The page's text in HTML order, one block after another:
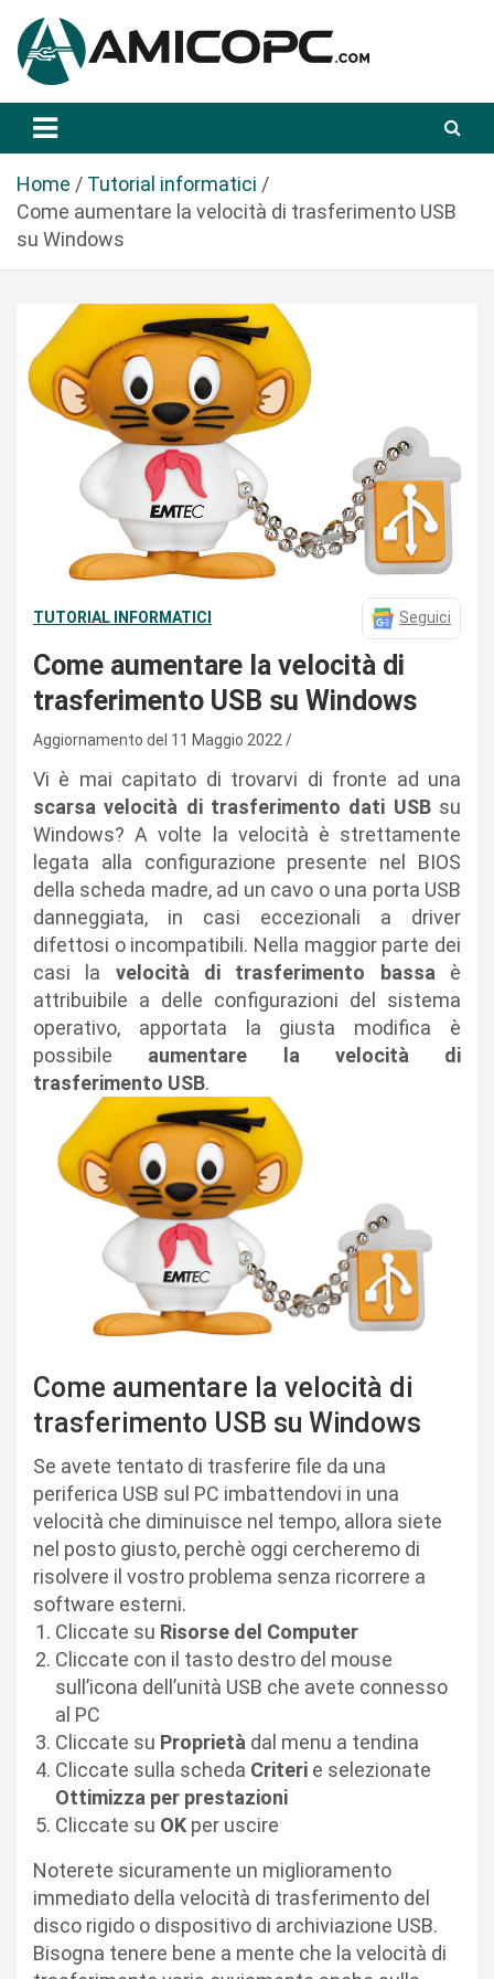
a
Amicopc.com
Home
Tutorial informatici
Come aumentare la velocità di trasferimento USB
su Windows
TUTORIAL INFORMATICI Seguici
Come aumentare la velocità di
trasferimento USB su Windows
Aggiornamento del 11 Maggio 2022
Vi è mai capitato di trovarvi di fronte ad una
scarsa velocità di trasferimento dati USBsu
Windows? A volte la velocità è strettamente
legata alla configurazione presente nel BIOS
della scheda madre, ad un cavo o una porta USB
danneggiata, in casi eccezionali a driver
difettosi o incompatibili. Nella maggior parte dei
casi la velocità di trasferimento bassa è
attribuibile a delle configurazioni del sistema
operativo, apportata la giusta modifica è
possibile aumentare la velocità di
trasferimento USB.
Come aumentare la velocità di
trasferimento USB su Windows
Se avete tentato di trasferire file da una
periferica USB sul PC imbattendovi in una
velocità che diminuisce nel tempo, allora siete
nel posto giusto, perchè oggi cercheremo di
risolvere il vostro problema senza ricorrere a
software esterni.
Cliccate su Risorse del Computer
Cliccate con il tasto destro del mouse
sull’icona dell’unità USB che avete connesso
al PC
Cliccate su Proprietà dal menu a tendina
Cliccate sulla scheda Criteri e selezionate
Ottimizza per prestazioni
Cliccate su OK per uscire
Noterete sicuramente un miglioramento
immediato della velocità di trasferimento del
disco rigido o dispositivo di archiviazione USB.
Bisogna tenere bene a mente che la velocità di